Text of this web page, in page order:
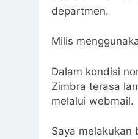
departmen.
Milis
Dalam kondisi
Zimbra terasa
melalui webmail.
Saya melakukan